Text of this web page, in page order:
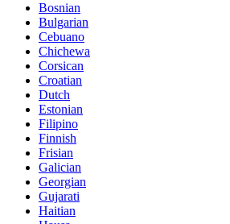
Bosnian
Bulgarian
Cebuano
Chichewa
Corsican
Croatian
Dutch
Estonian
Filipino
Finnish
Frisian
Galician
Georgian
Gujarati
Haitian